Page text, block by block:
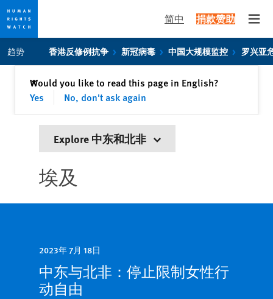
Skip
to
privacy
Skip
to
content
简中 捐款赞助
趋势 香港反修例抗争 新冠病毒 中国大规模监控 罗兴亚
Would you like to read this page in English?
Yes
No, don't ask again
✕关闭
Explore 中东和北非
埃及
2023年 7月 18日
中东与北非：停止限制女性行
动自由